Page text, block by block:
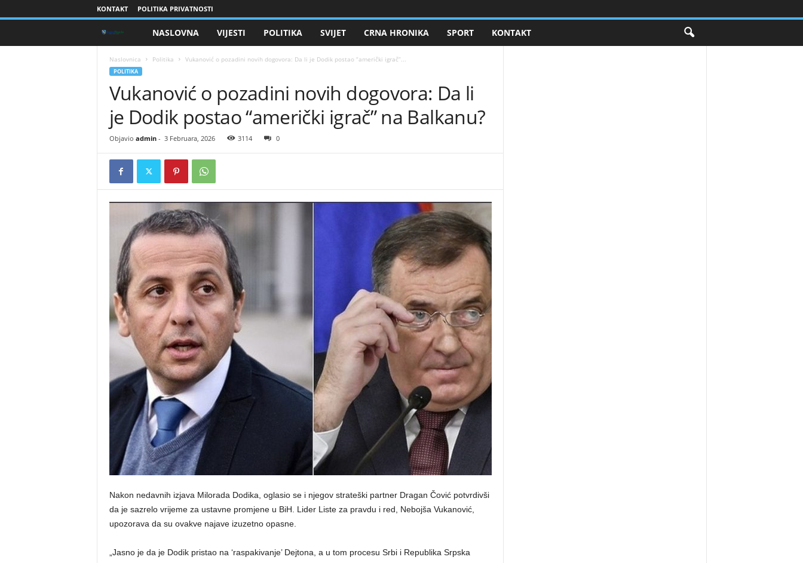
KONTAKT POLITIKA PRIVATNOSTI
i
c
s
n
e
NASLOVNA VIJESTI POLITIKA SVIJET CRNA HRONIKA SPORT KONTAKT
Naslovnica Politika ​Vukanović o pozadini novih dogovora: Da li je Dodik postao “američki igrač”...
POLITIKA
​Vukanović o pozadini novih dogovora: Da li
je Dodik postao “američki igrač” na Balkanu?
Objavio admin- 3 Februara, 2026 3114 0
Nakon nedavnih izjava Milorada Dodika, oglasio se i njegov strateški partner Dragan Čović potvrdivši
da je sazrelo vrijeme za ustavne promjene u BiH. Lider Liste za pravdu i red, Nebojša Vukanović,
upozorava da su ovakve najave izuzetno opasne.
​„Jasno je da je Dodik pristao na ‘raspakivanje’ Dejtona, a u tom procesu Srbi i Republika Srpska